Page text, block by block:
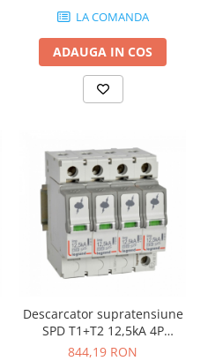
LA COMANDA
ADAUGA IN COS
Descarcator supratensiune
SPD T1+T2 12,5kA 4P
Legrand 412273
844,19 RON